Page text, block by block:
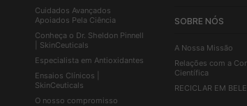
Cuidados Avançados
Apoiados Pela Ciência
Conheça o Dr. Sheldon Pinnell
| SkinCeuticals
Especialista em Antioxidantes
Ensaios Clínicos |
SkinCeuticals
O nosso compromisso
SOBRE NÓS
A Nossa Missão
Relações com a
Científica
RECICLAR EM